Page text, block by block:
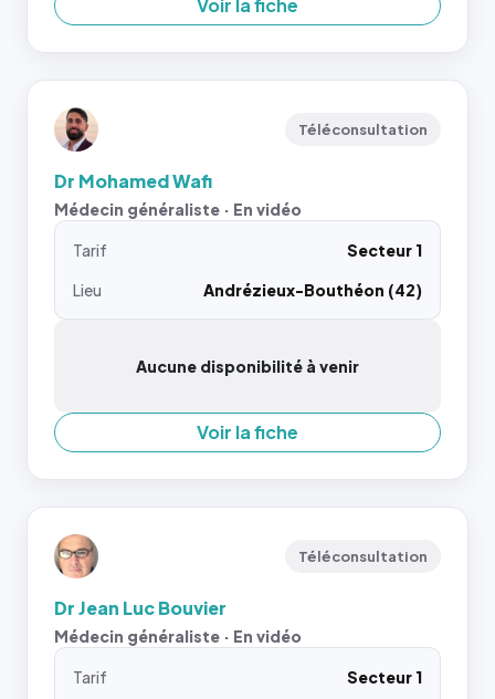
Voir la fiche
Téléconsultation
Dr Mohamed Wafi
Médecin généraliste · En vidéo
Tarif
Secteur 1
Lieu
Andrézieux-Bouthéon (42)
Aucune disponibilité à venir
Voir la fiche
Téléconsultation
Dr Jean Luc Bouvier
Médecin généraliste · En vidéo
Tarif Secteur 1